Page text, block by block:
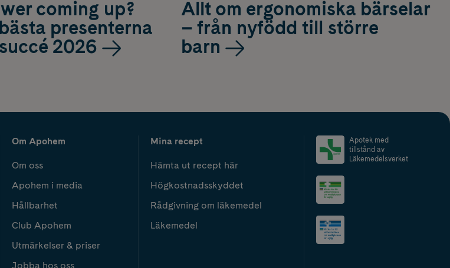
coming up?
presenterna
2026
Allt om ergonomiska bärselar
– från nyfödd till större
barn
Om Apohem
Om oss
Apohem i media
Hållbarhet
Club Apohem
Utmärkelser & priser
Jobba hos oss
Mina recept
Hämta ut recept här
Högkostnadsskyddet
Rådgivning om läkemedel
Läkemedel
Apotek med
tillstånd av
Läkemedelsverket